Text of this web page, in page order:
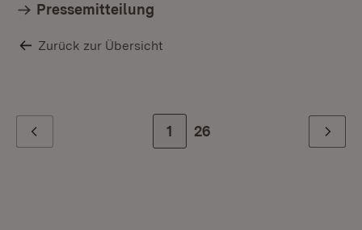
Pressemitteilung
Zurück zur Übersicht
Zur Seite
1 Zur letzten Seite
26 Weiter